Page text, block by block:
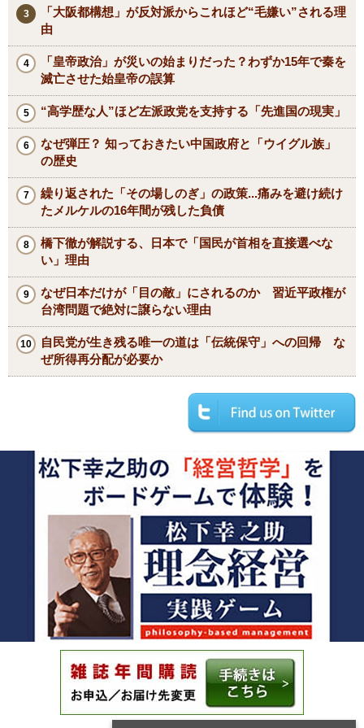
「大阪都構想」が反対派からこれほど“毛嫌い”される理
由
「皇帝政治」が災いの始まりだった？わずか15年で秦を
滅亡させた始皇帝の誤算
“高学歴な人”ほど左派政党を支持する「先進国の現実」
なぜ弾圧？ 知っておきたい中国政府と「ウイグル族」
の歴史
繰り返された「その場しのぎ」の政策...痛みを避け続け
たメルケルの16年間が残した負債
橋下徹が解説する、日本で「国民が首相を直接選べな
い」理由
なぜ日本だけが「目の敵」にされるのか 習近平政権が
台湾問題で絶対に譲らない理由
自民党が生き残る唯一の道は「伝統保守」への回帰 な
ぜ所得再分配が必要か